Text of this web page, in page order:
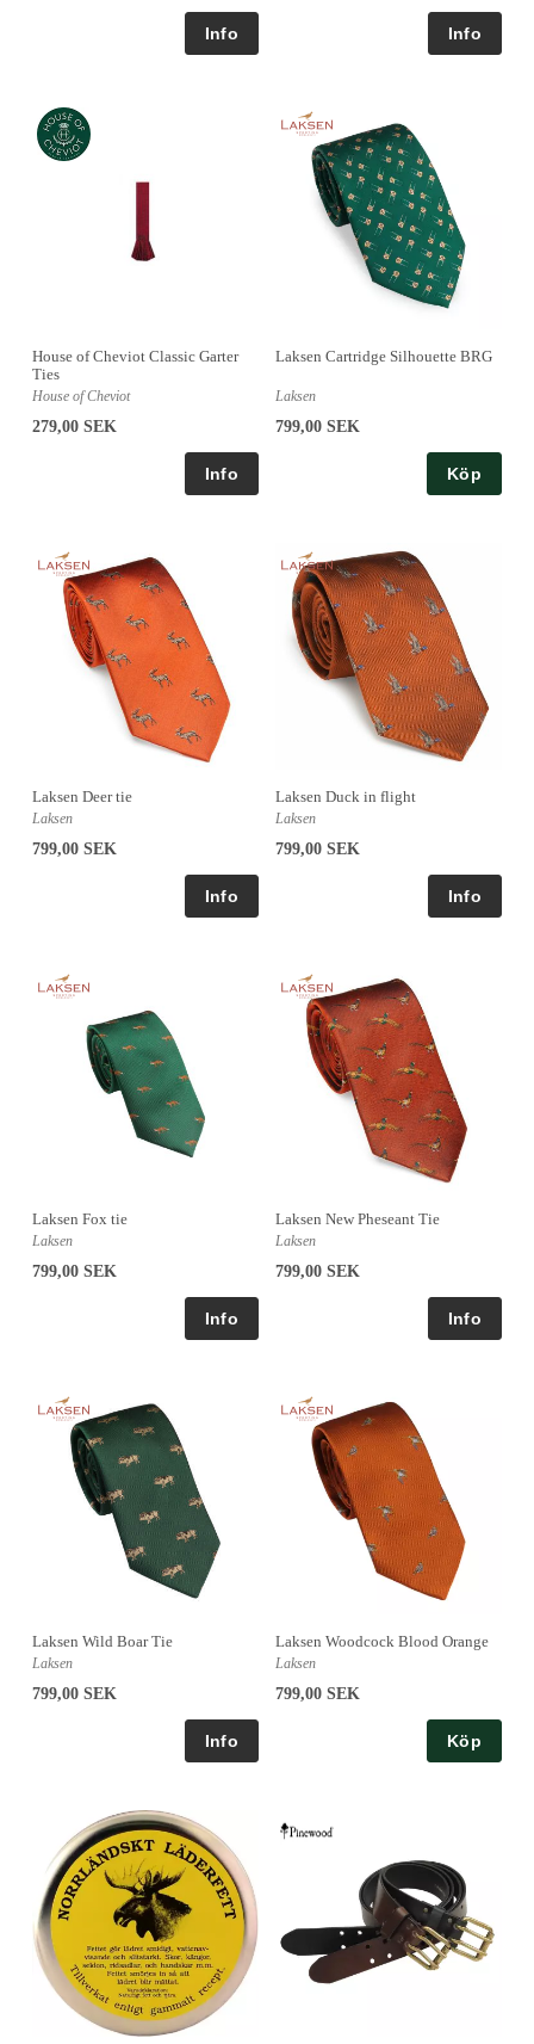
House of Cheviot Classic Garter
Ties
House of Cheviot
279,00 SEK
Laksen Cartridge Silhouette BRG
Laksen
799,00 SEK
Köp
Laksen Deer tie
Laksen
799,00 SEK
Laksen Duck in flight
Laksen
799,00 SEK
Laksen Fox tie
Laksen
799,00 SEK
Laksen New Pheseant Tie
Laksen
799,00 SEK
Laksen Wild Boar Tie
Laksen
799,00 SEK
Laksen Woodcock Blood Orange
Laksen
799,00 SEK
Köp